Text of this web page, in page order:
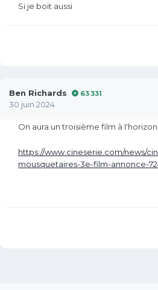
Si je boit aussi
Ben Richards 63 331
30 juin 2024
On aura un troisième film à l'horizon
https://www.cineserie.com/news/
mousquetaires-3e-film-annonce-